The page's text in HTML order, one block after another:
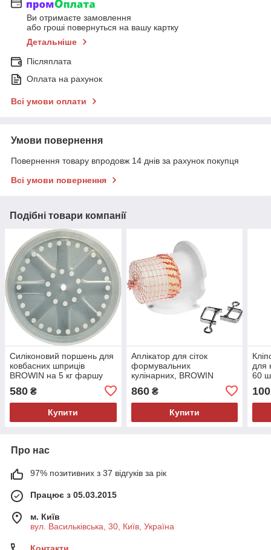
Ви отримаєте замовлення
або гроші повернуться на вашу картку
Детальніше
Післяплата
Оплата на рахунок
Всі умови оплати
Умови повернення
Повернення товару впродовж 14 днів за рахунок покупця
Всі умови повернення
Подібні товари компанії
Силіконовий поршень для
ковбасних шприців
BROWIN на 5 кг фаршу
580 ₴
Купити
Аплікатор для сіток
формувальних
кулінарних, BROWIN
860₴
Купити
для
60
100
Про нас
97% позитивних з 37 відгуків за рік
Працює з 05.03.2015
м. Київ
вул. Васильківська, 30, Київ, Україна